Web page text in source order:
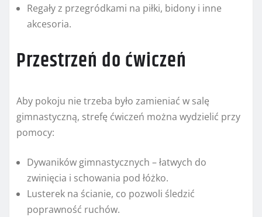
Regały z przegródkami na piłki, bidony i inne
akcesoria.
Przestrzeń do ćwiczeń
Aby pokoju nie trzeba było zamieniać w salę
gimnastyczną, strefę ćwiczeń można wydzielić przy
pomocy:
Dywaników gimnastycznych – łatwych do
zwinięcia i schowania pod łóżko.
Lusterek na ścianie, co pozwoli śledzić
poprawność ruchów.